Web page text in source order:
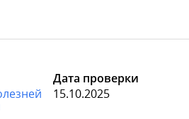
Дата проверки
15.10.2025